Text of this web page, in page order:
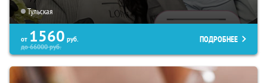
Тульская
от 1560 руб.
до66000руб.
ПОДРОБНЕЕ